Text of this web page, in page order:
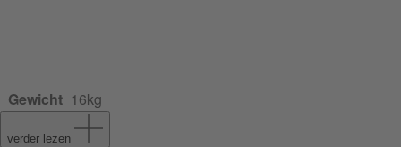
Gewicht 16kg
verder lezen